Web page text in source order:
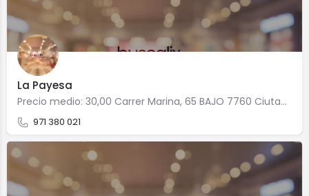
La Payesa
Precio medio: 30,00 Carrer Marina, 65 BAJO 7760 Ciutadella
971 380 021